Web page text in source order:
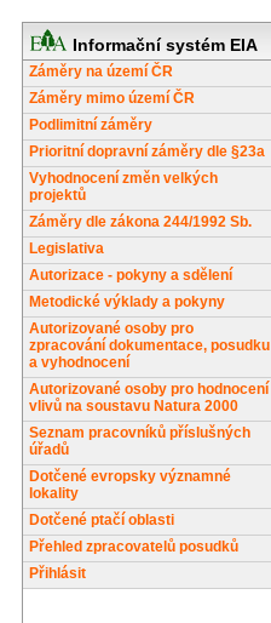
Informační systém EIA
Záměry na území ČR
Záměry mimo území ČR
Podlimitní záměry
Prioritní dopravní záměry dle §23a
Vyhodnocení změn velkých
projektů
Záměry dle zákona 244/1992 Sb.
Legislativa
Autorizace - pokyny a sdělení
Metodické výklady a pokyny
Autorizované osoby pro
zpracování dokumentace, posudku
a vyhodnocení
Autorizované osoby pro hodnocení
vlivů na soustavu Natura 2000
Seznam pracovníků příslušných
úřadů
Dotčené evropsky významné
lokality
Dotčené ptačí oblasti
Přehled zpracovatelů posudků
Přihlásit